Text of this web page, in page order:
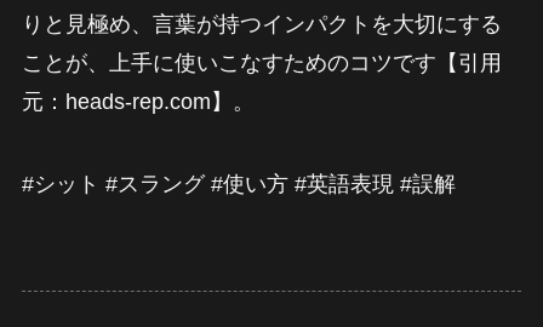
りと見極め、言葉が持つインパクトを大切にする
ことが、上手に使いこなすためのコツです【引用
元：heads-rep.com】。
#シット #スラング #使い方 #英語表現 #誤解